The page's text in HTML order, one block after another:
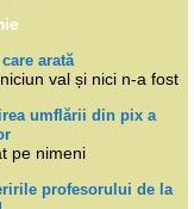
arată
val și nici n-a fost
umflării din pix a
pe nimeni
profesorului de la